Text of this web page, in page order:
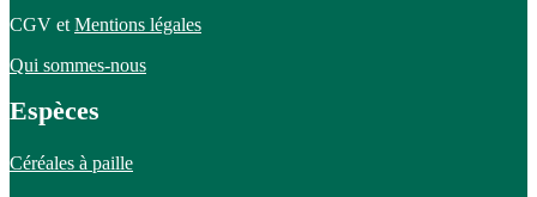
CGV et Mentions légales
Qui sommes-nous
Espèces
Céréales à paille